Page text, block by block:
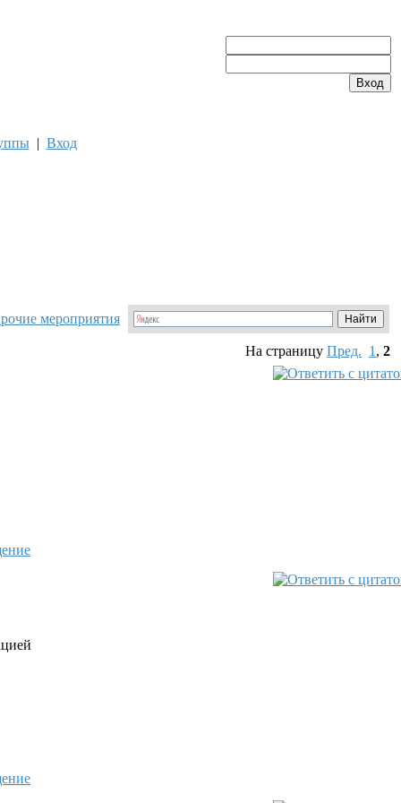
| Вход
мероприятия
На страницу Пред. 1 , 2